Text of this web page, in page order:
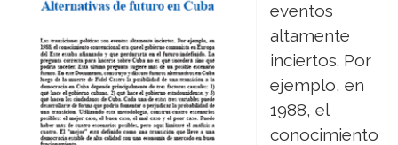
eventos
altamente
inciertos. Por
ejemplo, en
1988, el
conocimiento